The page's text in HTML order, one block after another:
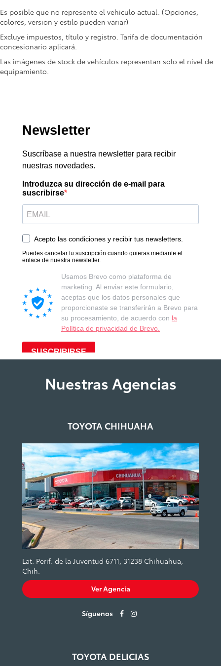
Es posible que no represente el vehiculo actual. (Opciones,
colores, version y estilo pueden variar)
Excluye impuestos, título y registro. Tarifa de documentación
concesionario aplicará.
Las imágenes de stock de vehículos representan solo el nivel de
equipamiento.
Nuestras Agencias
TOYOTA CHIHUAHA
Lat. Perif. de la Juventud 6711, 31238 Chihuahua,
Chih.
Ver Agencia
Síguenos
TOYOTA DELICIAS